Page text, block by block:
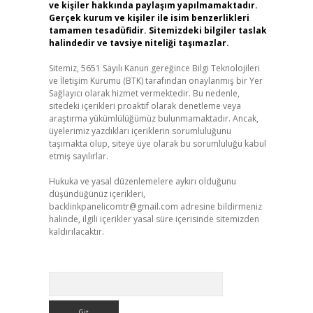
ve kişiler hakkında paylaşım yapılmamaktadır.
Gerçek kurum ve kişiler ile isim benzerlikleri
tamamen tesadüfidir. Sitemizdeki bilgiler taslak
halindedir ve tavsiye niteliği taşımazlar.
Sitemiz, 5651 Sayılı Kanun gereğince Bilgi Teknolojileri
ve İletişim Kurumu (BTK) tarafından onaylanmış bir Yer
Sağlayıcı olarak hizmet vermektedir. Bu nedenle,
sitedeki içerikleri proaktif olarak denetleme veya
araştırma yükümlülüğümüz bulunmamaktadır. Ancak,
üyelerimiz yazdıkları içeriklerin sorumluluğunu
taşımakta olup, siteye üye olarak bu sorumluluğu kabul
etmiş sayılırlar.
Hukuka ve yasal düzenlemelere aykırı olduğunu
düşündüğünüz içerikleri,
backlinkpanelicomtr@gmail.com adresine bildirmeniz
halinde, ilgili içerikler yasal süre içerisinde sitemizden
kaldırılacaktır.